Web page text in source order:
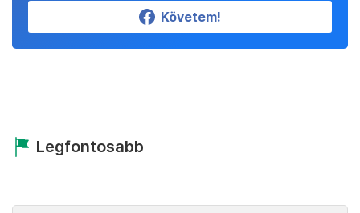
Követem!
Legfontosabb